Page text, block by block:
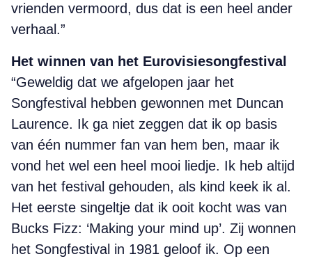
vrienden vermoord, dus dat is een heel ander
verhaal.”
Het winnen van het Eurovisiesongfestival
“Geweldig dat we afgelopen jaar het
Songfestival hebben gewonnen met Duncan
Laurence. Ik ga niet zeggen dat ik op basis
van één nummer fan van hem ben, maar ik
vond het wel een heel mooi liedje. Ik heb altijd
van het festival gehouden, als kind keek ik al.
Het eerste singeltje dat ik ooit kocht was van
Bucks Fizz: ‘Making your mind up’. Zij wonnen
het Songfestival in 1981 geloof ik. Op een